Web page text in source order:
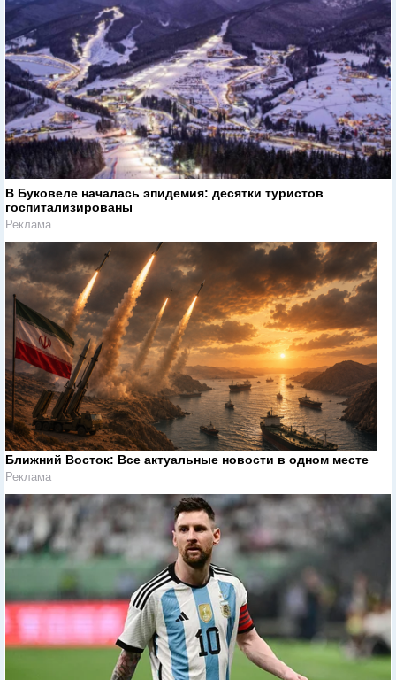
В Буковеле началась эпидемия: десятки туристов
госпитализированы
Реклама
Ближний Восток: Все актуальные новости в одном месте
Реклама